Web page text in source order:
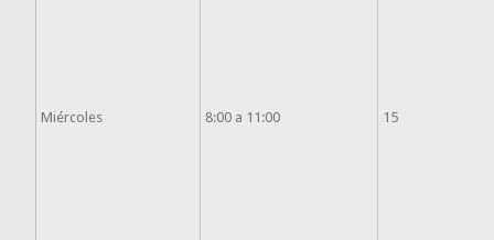
Miércoles 8:00 a 11:00 15